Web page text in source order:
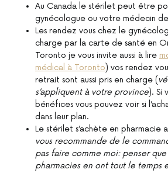
Au Canada le stérilet peut être
gynécologue ou votre médecin
Les rendez vous chez le
charge par la carte de santé en
Toronto je vous invite aussi à lire
médical à Toronto) vos rendez
retrait sont aussi pris en charge (
s’appliquent à votre province). Si
bénéfices vous pouvez voir si
dans leur plan.
Le stérilet s’achète en pharmacie
vous recommande de le
pas faire comme moi: penser
pharmacies en ont tout le temps